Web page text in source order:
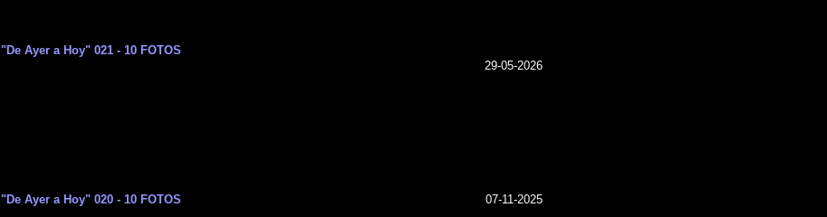
"De Ayer a Hoy" 021 - 10 FOTOS
29-05-2026
"De Ayer a Hoy" 020 - 10 FOTOS 07-11-2025